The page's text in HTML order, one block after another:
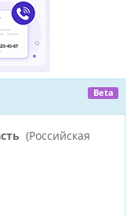
Beta
(Российская